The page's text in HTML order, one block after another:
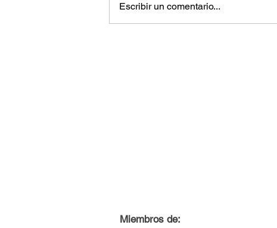
Escribir un comentario...
Miembros de: